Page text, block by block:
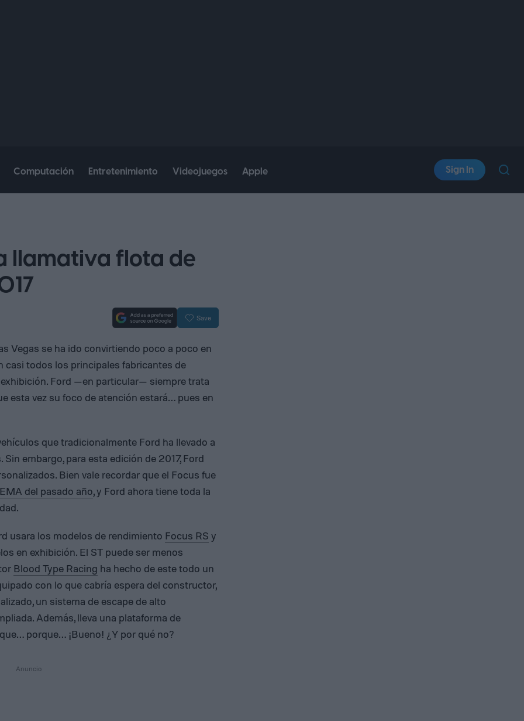
Computación Entretenimiento Videojuegos Apple Sign In
llamativa flota de
Save
Vegas se ha ido convirtiendo poco a poco en
casi todos los principales fabricantes de
Ford —en particular— siempre trata
esta vez su foco de atención estará… pues en
que tradicionalmente Ford ha llevado a
embargo, para esta edición de 2017, Ford
Bien vale recordar que el Focus fue
del pasado año, y Ford ahora tiene toda la
usara los modelos de rendimiento Focus RS y
en exhibición. El ST puede ser menos
Blood Type Racing ha hecho de este todo un
con lo que cabría espera del constructor,
un sistema de escape de alto
Además, lleva una plataforma de
porque… ¡Bueno! ¿Y por qué no?